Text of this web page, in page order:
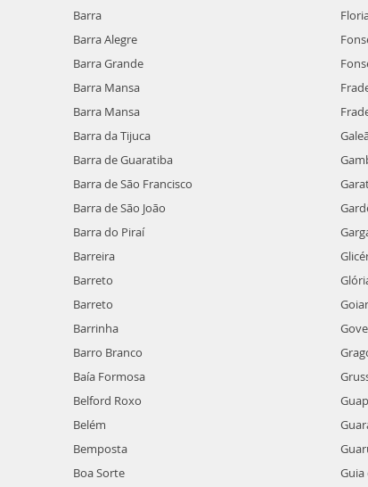
Barra
Barra Alegre
Barra Grande
Barra Mansa
Barra Mansa
Barra da Tijuca
Barra de Guaratiba
Barra de São Francisco
Barra de São João
Barra do Piraí
Barreira
Barreto
Barreto
Barrinha
Barro Branco
Baía Formosa
Belford Roxo
Belém
Bemposta
Boa Sorte
Guia